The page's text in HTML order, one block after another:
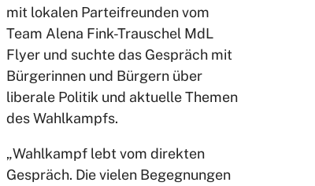
mit lokalen Parteifreunden vom
Team Alena Fink-Trauschel MdL
Flyer und suchte das Gespräch mit
Bürgerinnen und Bürgern über
liberale Politik und aktuelle Themen
des Wahlkampfs.
„Wahlkampf lebt vom direkten
Gespräch. Die vielen Begegnungen